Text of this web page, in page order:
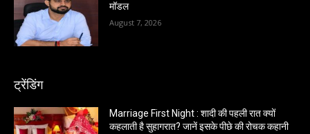
मॉडल
August 7, 2026
ट्रेंडिंग
Marriage First Night : शादी की पहली रात क्यों
कहलाती है सुहागरात? जानें इसके पीछे की रोचक कहानी